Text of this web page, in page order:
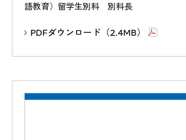
語教育）留学生別科 別科長
PDFダウンロード（2.4MB）